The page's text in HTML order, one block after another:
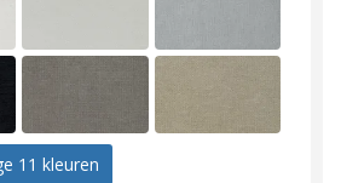
11 kleuren